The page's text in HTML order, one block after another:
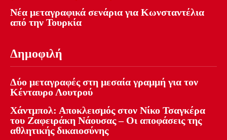
Νέα μεταγραφικά σενάρια για Κωνσταντέλια
από την Τουρκία
Δημοφιλή
Δύο μεταγραφές στη μεσαία γραμμή για τον
Κένταυρο Λουτρού
Χάντμπολ: Αποκλεισμός στον Νίκο Τσαγκέρα
του Ζαφειράκη Νάουσας – Οι αποφάσεις της
αθλητικής δικαιοσύνης